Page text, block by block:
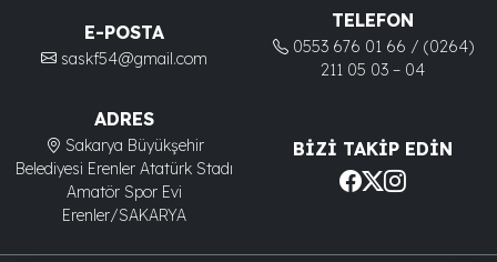
E-POSTA
saskf54@gmail.com
TELEFON
0553 676 01 66 / (0264)
211 05 03 – 04
ADRES
Sakarya Büyükşehir
Belediyesi Erenler Atatürk Stadı
Amatör Spor Evi
Erenler/SAKARYA
BIZI TAKIP EDIN